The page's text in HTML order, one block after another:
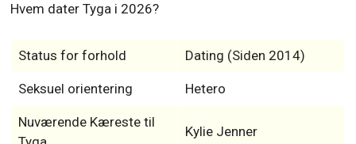
Hvem dater Tyga i 2026?
Status for forhold Dating (Siden 2014)
Seksuel orientering Hetero
Nuværende Kæreste til
Kylie Jenner